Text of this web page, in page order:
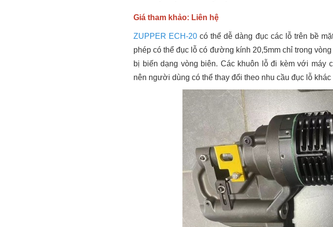
Giá tham khảo: Liên hệ
ZUPPER ECH-20 có thể dễ dàng đục các lỗ trên bề
phép có thể đục lỗ có đường kính 20,5mm chỉ trong
bị biến dạng vòng biên. Các khuôn lỗ đi kèm với máy
nên người dùng có thể thay đổi theo nhu cầu đục lỗ khác